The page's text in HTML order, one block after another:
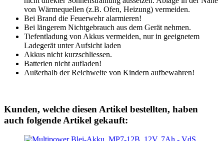
von Wärmequellen (z.B. Ofen, Heizung) vermeiden.
Bei Brand die Feuerwehr alarmieren!
Bei längerem Nichtgebrauch aus dem Gerät nehmen.
Tiefentladung von Akkus vermeiden, nur in geeignetem
Ladegerät unter Aufsicht laden
Akkus nicht kurzschliessen.
Batterien nicht aufladen!
Außerhalb der Reichweite von Kindern aufbewahren!
Kunden, welche diesen Artikel bestellten, haben
auch folgende Artikel gekauft: